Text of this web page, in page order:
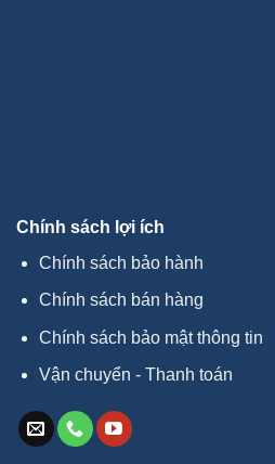
Chính sách lợi ích
Chính sách bảo hành
Chính sách bán hàng
Chính sách bảo mật thông tin
Vận chuyển - Thanh toán